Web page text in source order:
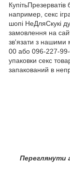
например, секс
шопі НеДляСкукі
замовлення на
зв'язати з
00 або 096-227-99-
упаковки секс
запакований в